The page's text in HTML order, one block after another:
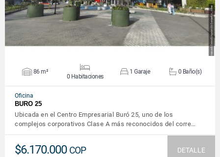
86 m²
0 Habitaciones
1 Garaje 0 Baño(s)
Oficina
BURO 25
Ubicada en el Centro Empresarial Buró 25, uno de los
complejos corporativos Clase A más reconocidos del corre…
$6.170.000 COP DETALLE